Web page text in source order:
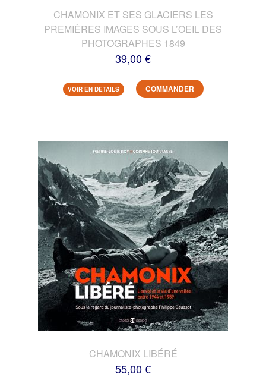
CHAMONIX ET SES GLACIERS LES
PREMIÈRES IMAGES SOUS L’OEIL DES
PHOTOGRAPHES 1849
39,00 €
VOIR EN DETAILS COMMANDER
CHAMONIX LIBÉRÉ
55,00 €